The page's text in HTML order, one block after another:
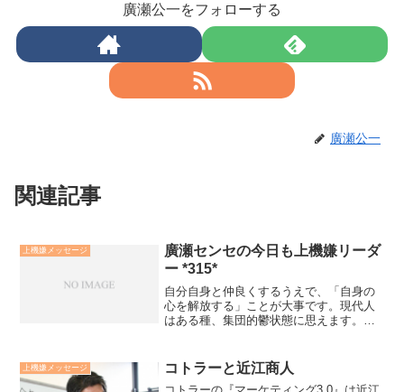
廣瀬公一をフォローする
廣瀬公一
関連記事
上機嫌メッセージ
廣瀬センセの今日も上機嫌リーダ
ー *315*
自分自身と仲良くするうえで、「自身の
心を解放する」ことが大事です。現代人
はある種、集団的鬱状態に思えます。貴
や情緒、直観といった感性を軽視し、理
屈や理論、思考といったも...
上機嫌メッセージ コトラーと近江商人